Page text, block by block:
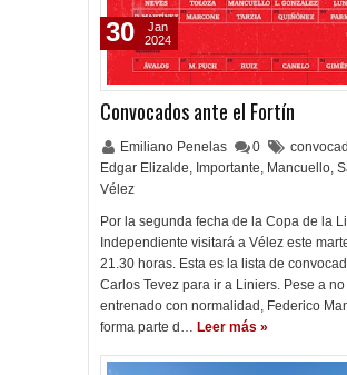
Convocados ante el Fortín
Emiliano Penelas 0
Edgar Elizalde, Importante, Mancuello,
Vélez
Por la segunda fecha de la Copa de la
Independiente visitará a Vélez este
21.30 horas. Esta es la lista de
Carlos Tevez para ir a Liniers. Pese a
entrenado con normalidad, Federico
forma parte d… Leer más »
30
Jan
2024